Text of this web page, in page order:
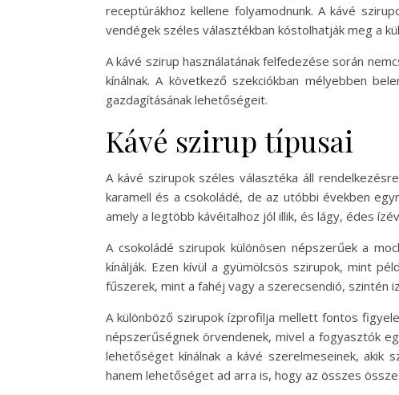
receptúrákhoz kellene folyamodnunk. A kávé
vendégek széles választékban kóstolhatják meg a
A kávé szirup használatának felfedezése során
kínálnak. A következő szekciókban mélyebben
gazdagításának lehetőségeit.
Kávé szirup típusai
A kávé szirupok széles választéka áll
karamell és a csokoládé, de az utóbbi években
amely a legtöbb kávéitalhoz jól illik, és lágy, édes
A csokoládé szirupok különösen népszerűek a
kínálják. Ezen kívül a gyümölcsös szirupok, mint
fűszerek, mint a fahéj vagy a szerecsendió, szintén
A különböző szirupok ízprofilja mellett fontos
népszerűségnek örvendenek, mivel a fogyasztók
lehetőséget kínálnak a kávé szerelmeseinek, akik
hanem lehetőséget ad arra is, hogy az összes